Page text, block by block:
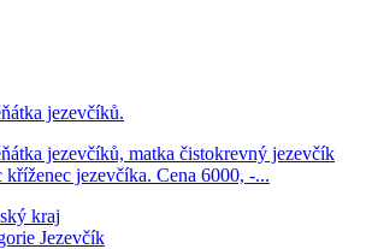
jezevčíků.
jezevčíků, matka čistokrevný jezevčík
kříženec jezevčíka. Cena 6000, -...
kraj
Jezevčík